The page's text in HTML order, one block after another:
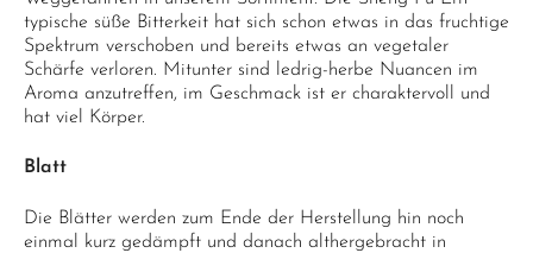
typische süße Bitterkeit hat sich schon etwas in das fruchtige
Spektrum verschoben und bereits etwas an vegetaler
Schärfe verloren. Mitunter sind ledrig-herbe Nuancen im
Aroma anzutreffen, im Geschmack ist er charaktervoll und
hat viel Körper.
Blatt
Die Blätter werden zum Ende der Herstellung hin noch
einmal kurz gedämpft und danach althergebracht in